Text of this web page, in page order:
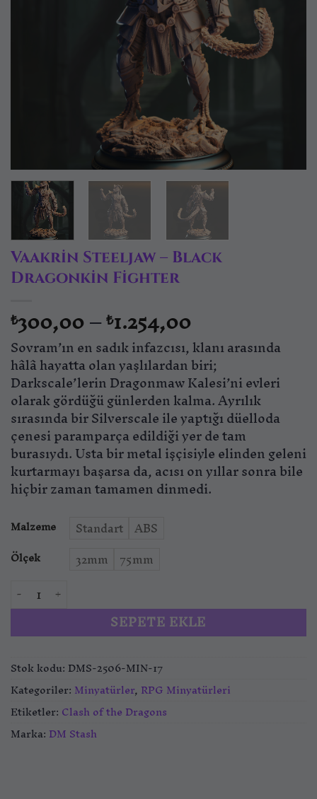
Vaakrin Steeljaw – Black
Dragonkin Fighter
₺300,00–₺1.254,00Fiyat
aralığı:
₺300,00
-
₺1.254,00
Sovram’ın en sadık infazcısı, klanı arasında
hâlâ hayatta olan yaşlılardan biri;
Darkscale’lerin Dragonmaw Kalesi’ni evleri
olarak gördüğü günlerden kalma. Ayrılık
sırasında bir Silverscale ile yaptığı düelloda
çenesi paramparça edildiği yer de tam
burasıydı. Usta bir metal işçisiyle elinden geleni
kurtarmayı başarsa da, acısı on yıllar sonra bile
hiçbir zaman tamamen dinmedi.
Malzeme Standart ABS
Ölçek 32mm 75mm
Vaakrin Steeljaw – Black Dragonkin Fighter adet
SEPETE EKLE
Stok kodu:DMS-2506-MIN-17
Kategoriler:Minyatürler,RPG Minyatürleri
Etiketler:Clash of the Dragons
Marka:DM Stash